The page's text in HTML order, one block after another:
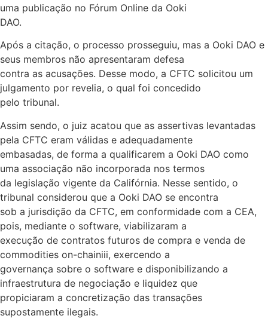
uma publicação no Fórum Online da Ooki
DAO.
Após a citação, o processo prosseguiu, mas a Ooki DAO e
seus membros não apresentaram defesa
contra as acusações. Desse modo, a CFTC solicitou um
julgamento por revelia, o qual foi concedido
pelo tribunal.
Assim sendo, o juiz acatou que as assertivas levantadas
pela CFTC eram válidas e adequadamente
embasadas, de forma a qualificarem a Ooki DAO como
uma associação não incorporada nos termos
da legislação vigente da Califórnia. Nesse sentido, o
tribunal considerou que a Ooki DAO se encontra
sob a jurisdição da CFTC, em conformidade com a CEA,
pois, mediante o software, viabilizaram a
execução de contratos futuros de compra e venda de
commodities on-chainiii, exercendo a
governança sobre o software e disponibilizando a
infraestrutura de negociação e liquidez que
propiciaram a concretização das transações
supostamente ilegais.